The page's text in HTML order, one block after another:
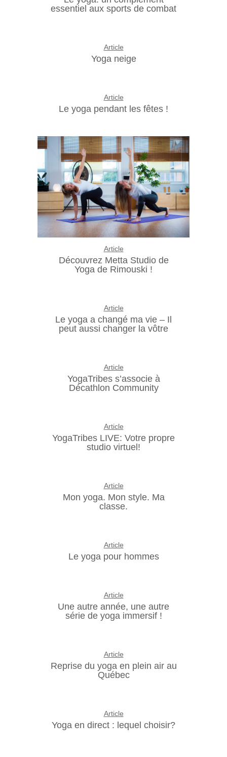
essentiel aux sports de combat
Article
Yoga neige
Article
Le yoga pendant les fêtes !
Article
Découvrez Metta Studio de
Yoga de Rimouski !
Article
Le yoga a changé ma vie – Il
peut aussi changer la vôtre
Article
YogaTribes s’associe à
Décathlon Community
Article
YogaTribes LIVE: Votre propre
studio virtuel!
Article
Mon yoga. Mon style. Ma
classe.
Article
Le yoga pour hommes
Article
Une autre année, une autre
série de yoga immersif !
Article
Reprise du yoga en plein air au
Québec
Article
Yoga en direct : lequel choisir?